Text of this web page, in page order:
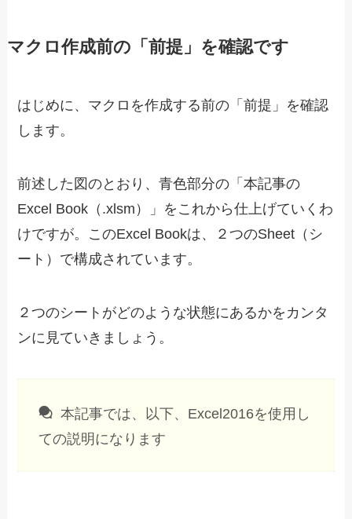
マクロ作成前の「前提」を確認です
はじめに、マクロを作成する前の「前提」を確認
します。
前述した図のとおり、青色部分の「本記事の
Excel Book（.xlsm）」をこれから仕上げていくわ
けですが。このExcel Bookは、２つのSheet（シ
ート）で構成されています。
２つのシートがどのような状態にあるかをカンタ
ンに見ていきましょう。
本記事では、以下、Excel2016を使用し
ての説明になります